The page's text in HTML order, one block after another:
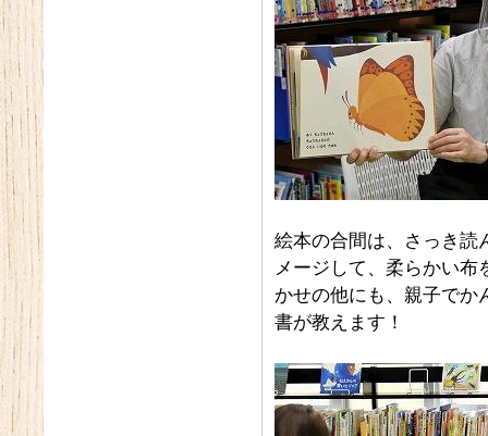
絵本の合間は、さっき読
メージして、柔らかい布
かせの他にも、親子でか
書が教えます！